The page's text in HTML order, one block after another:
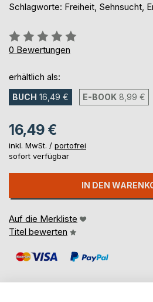
Schlagworte: Freiheit, Sehnsucht,
Bewertung::
0%
0 Bewertungen
erhältlich als:
BUCH 16,49 € E-BOOK 8,99 €
16,49 €
inkl. MwSt. / portofrei
sofort verfügbar
IN DEN
Auf die Merkliste
Titel bewerten